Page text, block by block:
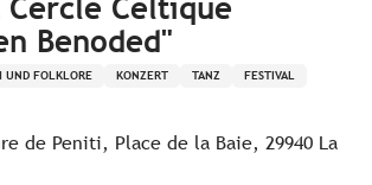
Cercle Celtique
Benoded"
UND FOLKLORE KONZERT TANZ
FESTIVAL
de Peniti, Place de la Baie, 29940 La